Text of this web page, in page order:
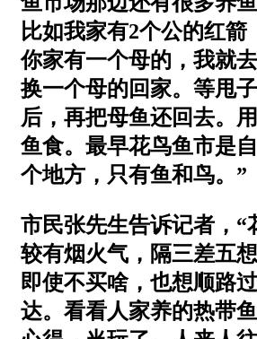
比如我家有2个公的红箭
你家有一个母的，我就
换一个母的回家。等甩
后，再把母鱼还回去。
鱼食。最早花鸟鱼市是
个地方，只有鱼和鸟。”
市民张先生告诉记者，“
较有烟火气，隔三差五
即使不买啥，也想顺路
达。看看人家养的热带